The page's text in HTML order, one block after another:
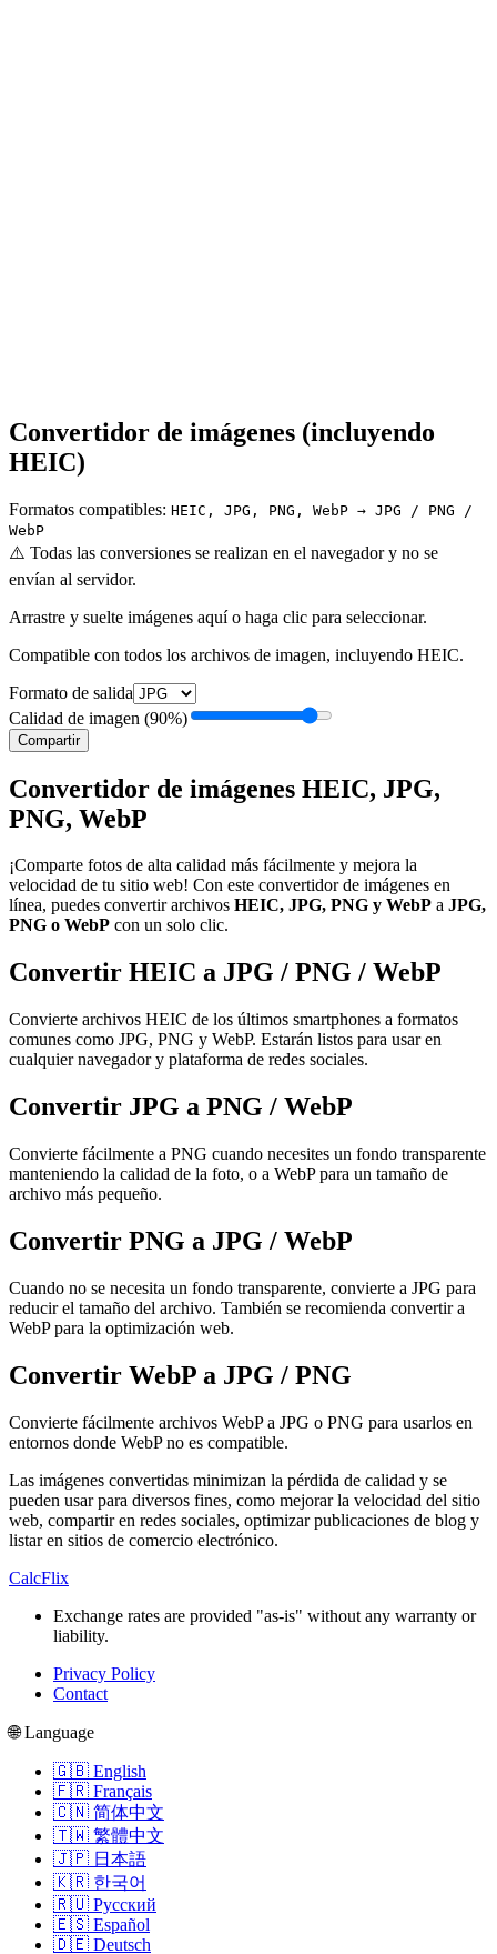
Convertidor de imágenes (incluyendo
HEIC)
Formatos compatibles: HEIC, JPG, PNG, WebP → JPG / PNG /
WebP
⚠️ Todas las conversiones se realizan en el navegador y no se
envían al servidor.
Arrastre y suelte imágenes aquí o haga clic para seleccionar.
Compatible con todos los archivos de imagen, incluyendo HEIC.
Formato de salida
Calidad de imagen (90%)
Compartir
Convertidor de imágenes HEIC, JPG,
PNG, WebP
¡Comparte fotos de alta calidad más fácilmente y mejora la
velocidad de tu sitio web! Con este convertidor de imágenes en
línea, puedes convertir archivos HEIC, JPG, PNG y WebP a JPG,
PNG o WebP con un solo clic.
Convertir HEIC a JPG / PNG / WebP
Convierte archivos HEIC de los últimos smartphones a formatos
comunes como JPG, PNG y WebP. Estarán listos para usar en
cualquier navegador y plataforma de redes sociales.
Convertir JPG a PNG / WebP
Convierte fácilmente a PNG cuando necesites un fondo transparente
manteniendo la calidad de la foto, o a WebP para un tamaño de
archivo más pequeño.
Convertir PNG a JPG / WebP
Cuando no se necesita un fondo transparente, convierte a JPG para
reducir el tamaño del archivo. También se recomienda convertir a
WebP para la optimización web.
Convertir WebP a JPG / PNG
Convierte fácilmente archivos WebP a JPG o PNG para usarlos en
entornos donde WebP no es compatible.
Las imágenes convertidas minimizan la pérdida de calidad y se
pueden usar para diversos fines, como mejorar la velocidad del sitio
web, compartir en redes sociales, optimizar publicaciones de blog y
listar en sitios de comercio electrónico.
CalcFlix
Exchange rates are provided "as-is" without any warranty or
liability.
Privacy Policy
Contact
🌐 Language
🇬🇧 English
🇫🇷 Français
🇨🇳 简体中文
🇹🇼 繁體中文
🇯🇵 日本語
🇰🇷 한국어
🇷🇺 Русский
🇪🇸 Español
🇩🇪 Deutsch